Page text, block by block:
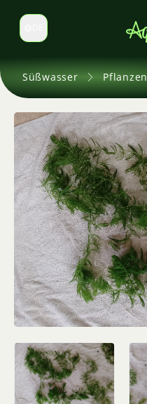
Sprache wechseln
Süßwasser Pflanzen